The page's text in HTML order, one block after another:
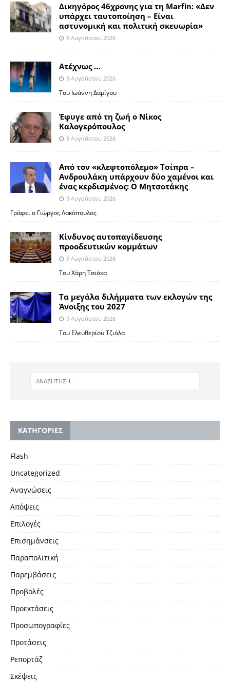
Δικηγόρος 46χρονης για τη Marfin: «Δεν
υπάρχει ταυτοποίηση – Είναι
αστυνομική και πολιτική σκευωρία»
9 Αυγούστου 2026
Ατέχνως …
9 Αυγούστου 2026
Του Ιωάννη Δαμίγου
Έφυγε από τη ζωή ο Νίκος
Καλογερόπουλος
9 Αυγούστου 2026
Από τον «κλεφτοπόλεμο» Τσίπρα –
Ανδρουλάκη υπάρχουν δύο χαμένοι και
ένας κερδισμένος: Ο Μητσοτάκης
9 Αυγούστου 2026
Γράφει ο Γιώργος Λακόπουλος
Κίνδυνος αυτοπαγίδευσης
προοδευτικών κομμάτων
9 Αυγούστου 2026
Του Χάρη Τσιόκα
Τα μεγάλα διλήμματα των εκλογών της
Άνοιξης του 2027
9 Αυγούστου 2026
Του Ελευθερίου Τζιόλα
KΑΤΗΓΟΡΙΕΣ
Flash
Uncategorized
Αναγνώσεις
Απόψεις
Επιλογές
Επισημάνσεις
Παραπολιτική
Παρεμβάσεις
Προβολές
Προεκτάσεις
Προσωπογραφίες
Προτάσεις
Ρεπορτάζ
Σκέψεις